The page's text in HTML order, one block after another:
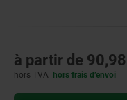
à partir de
hors TVA hors frais d’envoi